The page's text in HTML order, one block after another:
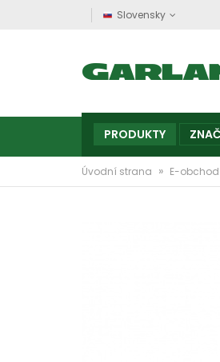
Slovensky
PRODUKTY
Úvodní strana » E-obchod